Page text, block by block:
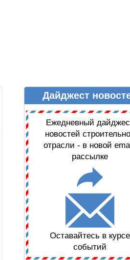
ДАЙДЖЕСТ НОВОСТЕЙ
Дайджест
Ежедневный
новостей
отрасли - в новой
рассылке
Оставайтесь в курсе
событий